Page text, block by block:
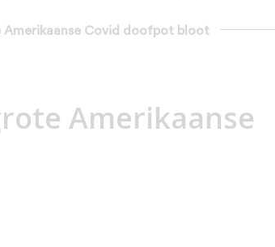
Amerikaanse Covid doofpot bloot
Amerikaanse